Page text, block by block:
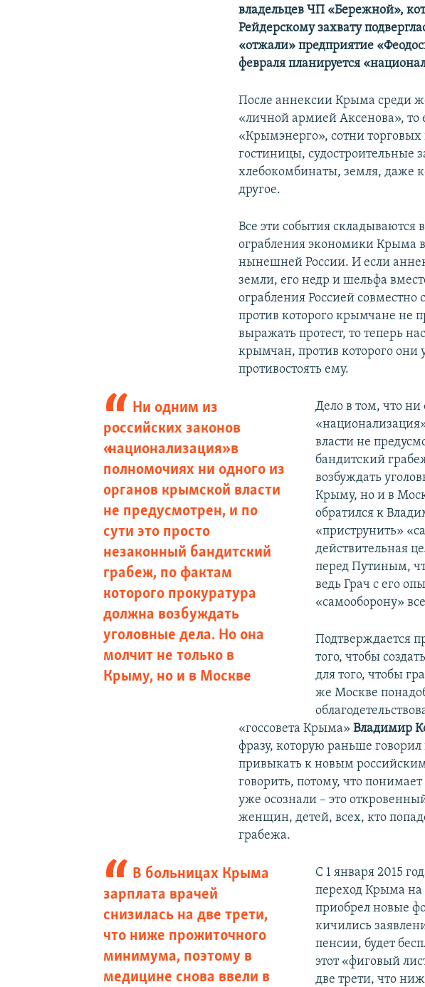
владельцев ЧП «Бережной»,
Рейдерскому захвату
«отжали» предприятие
февраля планируется
После аннексии Крыма среди
«личной армией Аксенова», то
«Крымэнерго», сотни
гостиницы, судостроительные
хлебокомбинаты, земля, даже
другое.
Все эти события
ограбления экономики Крыма
нынешней России. И если
земли, его недр и шельфа
ограбления Россией
против которого крымчане не
выражать протест, то теперь
крымчан, против которого они
противостоять ему.
Ни одним из
российских законов
«национализация» в
полномочиях ни одного из
органов крымской власти
не предусмотрен, и по
сути это просто
незаконный бандитский
грабеж, по фактам
которого прокуратура
должна возбуждать
уголовные дела. Но она
молчит не только в
Крыму, но и в Москве
Дело в том, что ни
власти не
бандитский
возбуждать
Крыму, но и в
обратился к
«приструнить»
действительная
перед Путиным,
ведь Грач с его
«самооборону»
Подтверждается
того, чтобы
для того, чтобы
же Москве
«госсовета Крыма»Владимир
фразу, которую раньше
привыкать к новым российским
говорить, потому, что
уже осознали – это
женщин, детей, всех, кто
грабежа.
В больницах Крыма
зарплата врачей
снизилась на две трети,
что ниже прожиточного
минимума, поэтому в
медицине снова ввели в
С 1 января 2015
переход Крыма на
приобрел новые
кичились
пенсии, будет
этот «фиговый
две трети, что